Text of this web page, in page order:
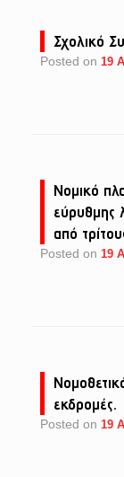
Σχολικό
Posted on 19
Νομικό
εύρυθμης
από
Posted on 19
εκδρομές.
Posted on 19